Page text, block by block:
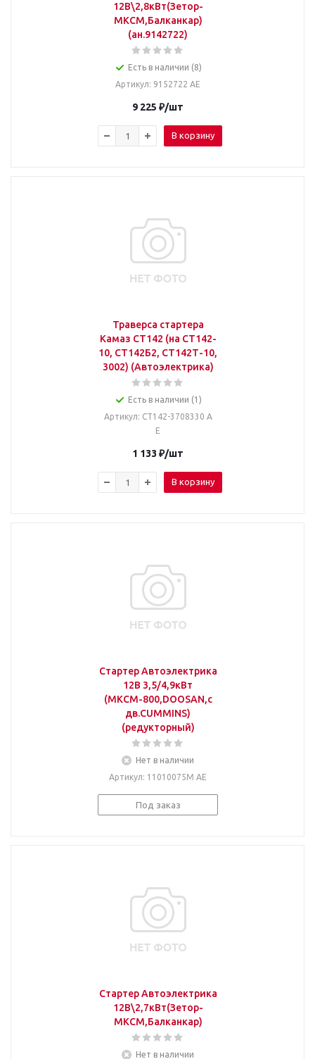
12В\2,8кВт(Зетор-
МКСМ,Балканкар)
(ан.9142722)
Есть в наличии (8)
Артикул: 9152722 АЕ
9 225 ₽/шт
В корзину
Траверса стартера
Камаз СТ142 (на СТ142-
10, СТ142Б2, СТ142Т-10,
3002) (Автоэлектрика)
Есть в наличии (1)
Артикул: СТ142-3708330 А
Е
1 133 ₽/шт
В корзину
Стартер Автоэлектрика
12В 3,5/4,9кВт
(МКСМ-800,DOOSAN,с
дв.CUMMINS)
(редукторный)
Нет в наличии
Артикул: 11010075М АЕ
Под заказ
Стартер Автоэлектрика
12В\2,7кВт(Зетор-
МКСМ,Балканкар)
Нет в наличии